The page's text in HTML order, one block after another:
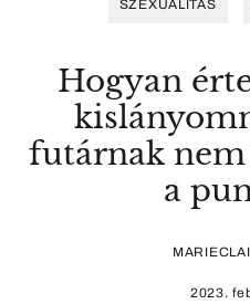
SZEXUALITÁS
Hogyan
futárnak
a
2023.